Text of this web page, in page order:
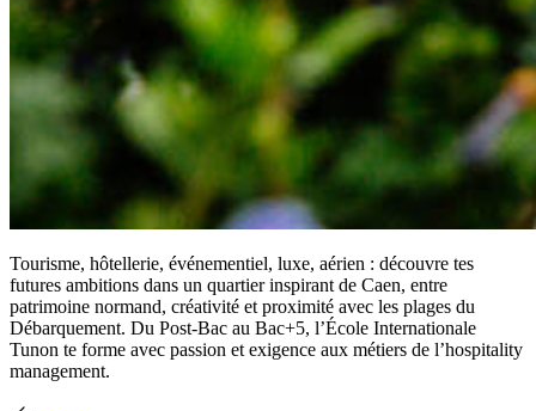
Tourisme, hôtellerie, événementiel, luxe, aérien : découvre tes
futures ambitions dans un quartier inspirant de Caen, entre
patrimoine normand, créativité et proximité avec les plages du
Débarquement. Du Post-Bac au Bac+5, l’École Internationale
Tunon te forme avec passion et exigence aux métiers de l’hospitality
management.